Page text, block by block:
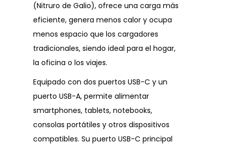
(Nitruro de Galio), ofrece una carga más
eficiente, genera menos calor y ocupa
menos espacio que los cargadores
tradicionales, siendo ideal para el hogar,
la oficina o los viajes.
Equipado con dos puertos USB-C y un
puerto USB-A, permite alimentar
smartphones, tablets, notebooks,
consolas portátiles y otros dispositivos
compatibles. Su puerto USB-C principal